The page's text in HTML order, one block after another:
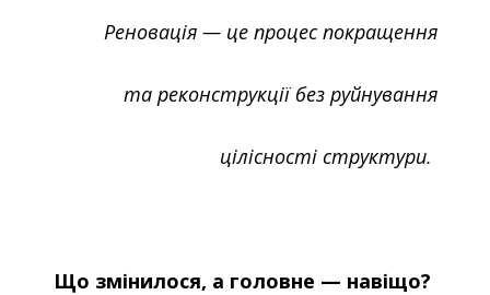
Реновація — це процес покращення
та реконструкції без руйнування
цілісності структури.
Що змінилося, а головне — навіщо?